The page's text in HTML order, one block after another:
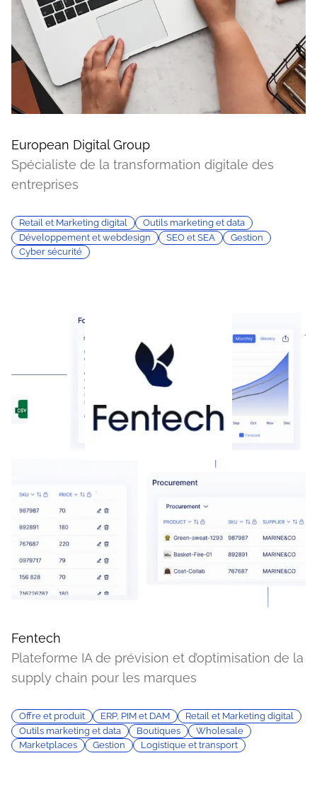
European Digital Group
Spécialiste de la transformation digitale des
entreprises
Retail et Marketing digital
Outils marketing et data
Développement et webdesign
SEO et SEA
Gestion
Cyber sécurité
Fentech
Plateforme IA de prévision et d’optimisation de la
supply chain pour les marques
Offre et produit ERP, PIM et DAM
Retail et Marketing digital
Outils marketing et data
Boutiques
Wholesale
Marketplaces
Gestion Logistique et transport